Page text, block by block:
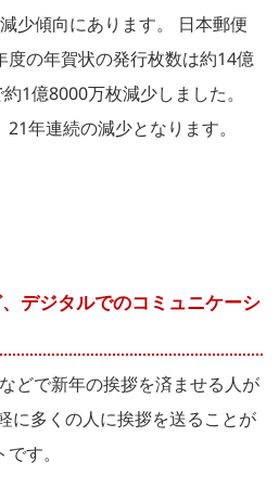
少傾向にあります。 日本郵便
度の年賀状の発行枚数は約14億
1億8000万枚減少しました。
年連続の減少となります。
デジタルでのコミュニケーシ
どで新年の挨拶を済ませる人が
に多くの人に挨拶を送ることが
す。